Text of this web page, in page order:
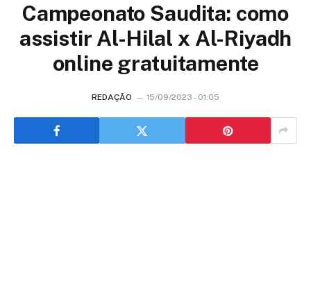
Campeonato Saudita: como
assistir Al-Hilal x Al-Riyadh
online gratuitamente
REDAÇÃO 15/09/2023 - 01:05